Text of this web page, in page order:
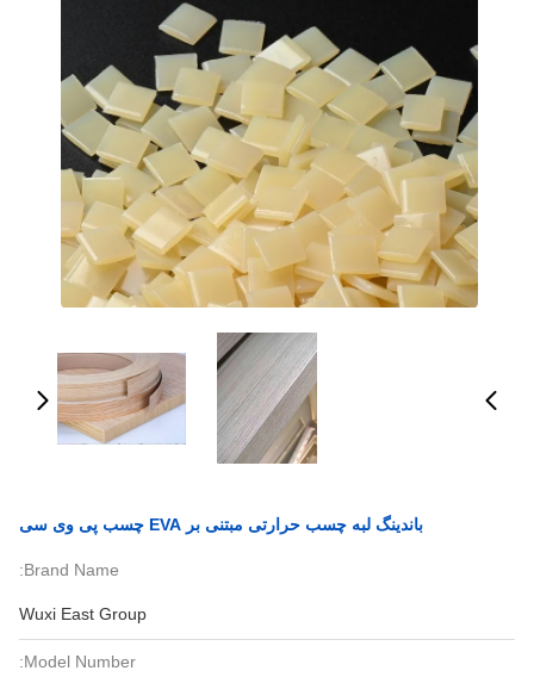
باندینگ لبه چسب حرارتی مبتنی بر EVA چسب پی وی سی
Brand Name:
Wuxi East Group
Model Number: